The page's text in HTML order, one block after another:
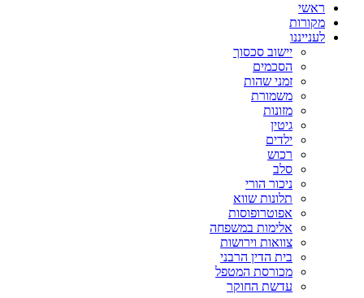
ראשי
מקורות
לענייננו
יישוב סכסוך
הסכמים
זמני שהות
משמורת
מזונות
גיטין
ילדים
רכוש
סלב
ניכור הורי
תלונות שווא
אפוטרופוסות
אלימות במשפחה
צוואות וירושות
בית הדין הרבני
מכורסת המטפל
עדשת החוקר